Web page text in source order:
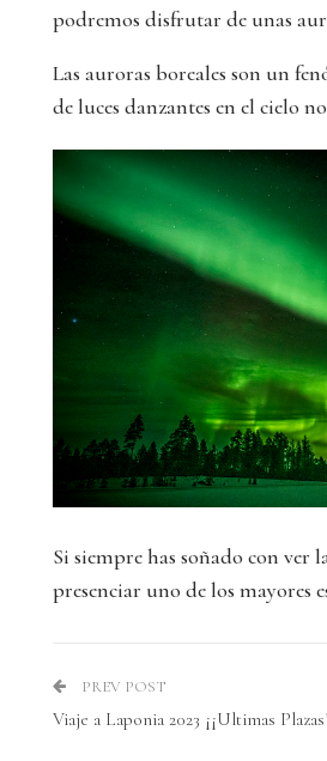
podremos disfrutar de unas
Las auroras boreales son un
de luces danzantes en el cielo
Si siempre has soñado con
presenciar uno de los mayores
PREV POST
Viaje a Laponia 2023 ¡¡Ultimas